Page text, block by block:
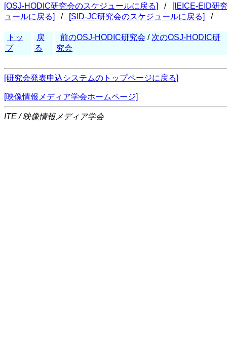
[OSJ-HODIC研究会のスケジュールに戻る]
/
[IEICE-EID研
ュールに戻る]
/ [SID-JC研究会のスケジュールに戻る] /
トッ
プ
戻
る
前のOSJ-HODIC研究会 / 次のOSJ-HODIC研
究会
[研究会発表申込システムのトップページに戻る]
[映像情報メディア学会ホームページ]
ITE / 映像情報メディア学会